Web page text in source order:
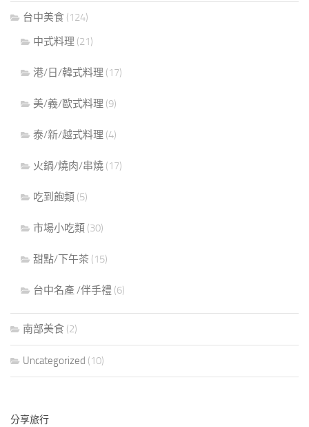
台中美食 (124)
中式料理 (21)
港/日/韓式料理 (17)
美/義/歐式料理 (9)
泰/新/越式料理 (4)
火鍋/燒肉/串燒 (17)
吃到飽類 (5)
市場小吃類 (30)
甜點/下午茶 (15)
台中名產 /伴手禮 (6)
南部美食 (2)
Uncategorized (10)
分享旅行